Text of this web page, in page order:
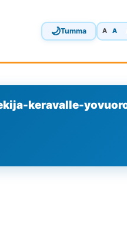
🌙Tumma A A
keravalle-